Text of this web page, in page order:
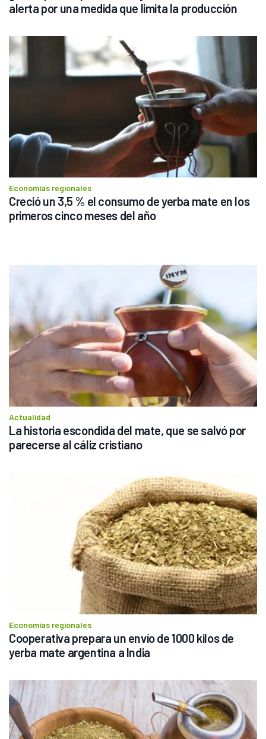
alerta por una medida que limita la producción
Economías regionales
Creció un 3,5 % el consumo de yerba mate en los
primeros cinco meses del año
Actualidad
La historia escondida del mate, que se salvó por
parecerse al cáliz cristiano
Economías regionales
Cooperativa prepara un envío de 1000 kilos de
yerba mate argentina a India